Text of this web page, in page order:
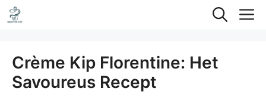
Ga
naar
inhoud
Crème Kip Florentine: Het
Savoureus Recept